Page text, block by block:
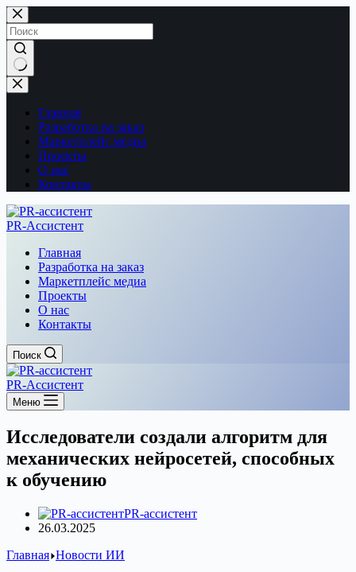
Перейти
к
сути
Ничего
не
найденоГлавная
Разработка на заказ
Маркетплейс медиа
Проекты
О нас
Контакты
PR-Ассистент
Главная
Разработка на заказ
Маркетплейс медиа
Проекты
О нас
Контакты
Поиск
PR-Ассистент
Меню
Исследователи создали алгоритм для
механических нейросетей, способных
к обучению
PR-ассистент
26.03.2025
Главная Новости ИИ